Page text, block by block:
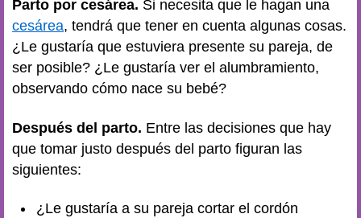
Parto por cesárea. Si necesita que le hagan una
cesárea, tendrá que tener en cuenta algunas cosas.
¿Le gustaría que estuviera presente su pareja, de
ser posible? ¿Le gustaría ver el alumbramiento,
observando cómo nace su bebé?
Después del parto. Entre las decisiones que hay
que tomar justo después del parto figuran las
siguientes:
¿Le gustaría a su pareja cortar el cordón